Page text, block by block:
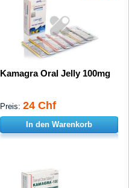
Kamagra Oral Jelly 100mg
Preis: 24 Chf
In den Warenkorb